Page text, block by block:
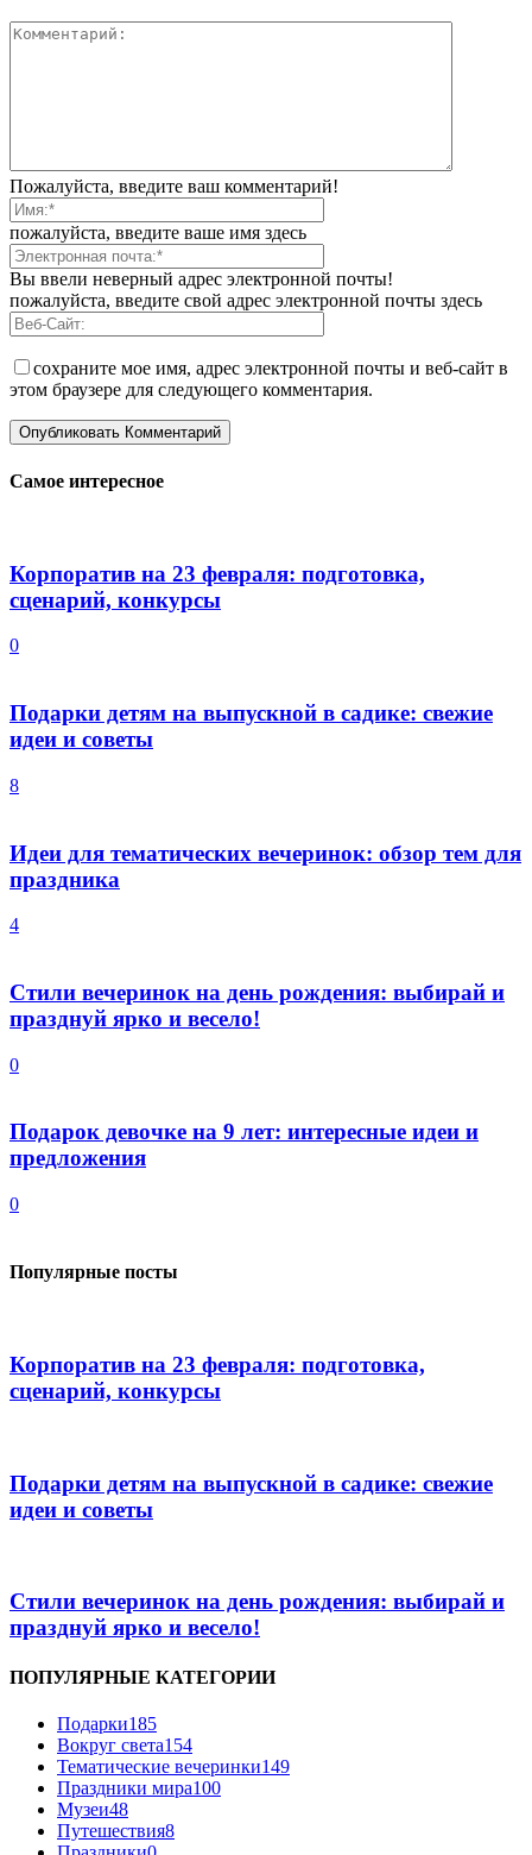
Пожалуйста, введите ваш комментарий!
пожалуйста, введите ваше имя здесь
Вы ввели неверный адрес электронной почты!
пожалуйста, введите свой адрес электронной почты здесь
сохраните мое имя, адрес электронной почты и веб-сайт в
этом браузере для следующего комментария.
Самое интересное
Корпоратив на 23 февраля: подготовка,
сценарий, конкурсы
0
Подарки детям на выпускной в садике: свежие
идеи и советы
8
Идеи для тематических вечеринок: обзор тем для
праздника
4
Стили вечеринок на день рождения: выбирай и
празднуй ярко и весело!
0
Подарок девочке на 9 лет: интересные идеи и
предложения
0
Популярные посты
Корпоратив на 23 февраля: подготовка,
сценарий, конкурсы
Подарки детям на выпускной в садике: свежие
идеи и советы
Стили вечеринок на день рождения: выбирай и
празднуй ярко и весело!
ПОПУЛЯРНЫЕ КАТЕГОРИИ
Подарки185
Вокруг света154
Тематические вечеринки149
Праздники мира100
Музеи48
Путешествия8